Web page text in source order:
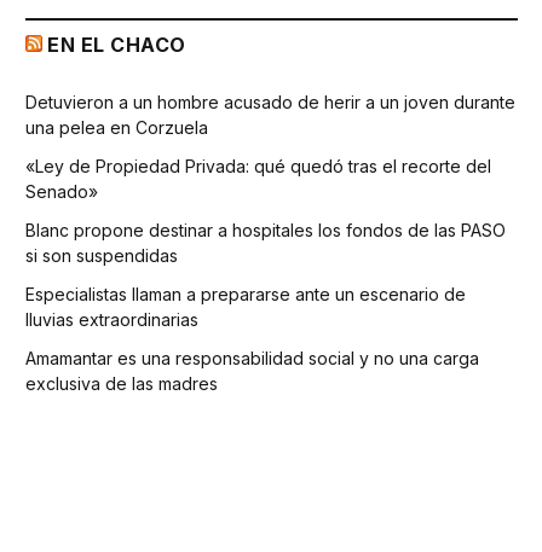
EN EL CHACO
Detuvieron a un hombre acusado de herir a un joven durante
una pelea en Corzuela
«Ley de Propiedad Privada: qué quedó tras el recorte del
Senado»
Blanc propone destinar a hospitales los fondos de las PASO
si son suspendidas
Especialistas llaman a prepararse ante un escenario de
lluvias extraordinarias
Amamantar es una responsabilidad social y no una carga
exclusiva de las madres